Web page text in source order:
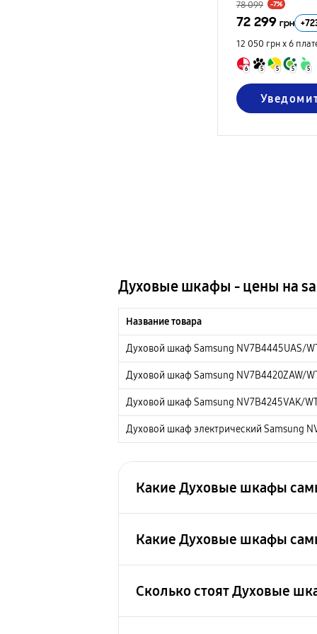
78 099 -7%
72 299 грн +
12 050 грн х 6
6 5 5 5 5
Духовые шкафы - цены на
Название товара
Духовой шкаф Samsung NV7B4445UAS/
Духовой шкаф Samsung NV7B4420ZAW/
Духовой шкаф Samsung NV7B4245VAK/
Духовой шкаф электрический Samsung
Какие Духовые шкафы
Духовой шкаф Samsung NV7B4420ZAW/
Духовой шкаф Samsung NV7B4245VAK/
Какие Духовые шкафы
Сколько стоят Духовые